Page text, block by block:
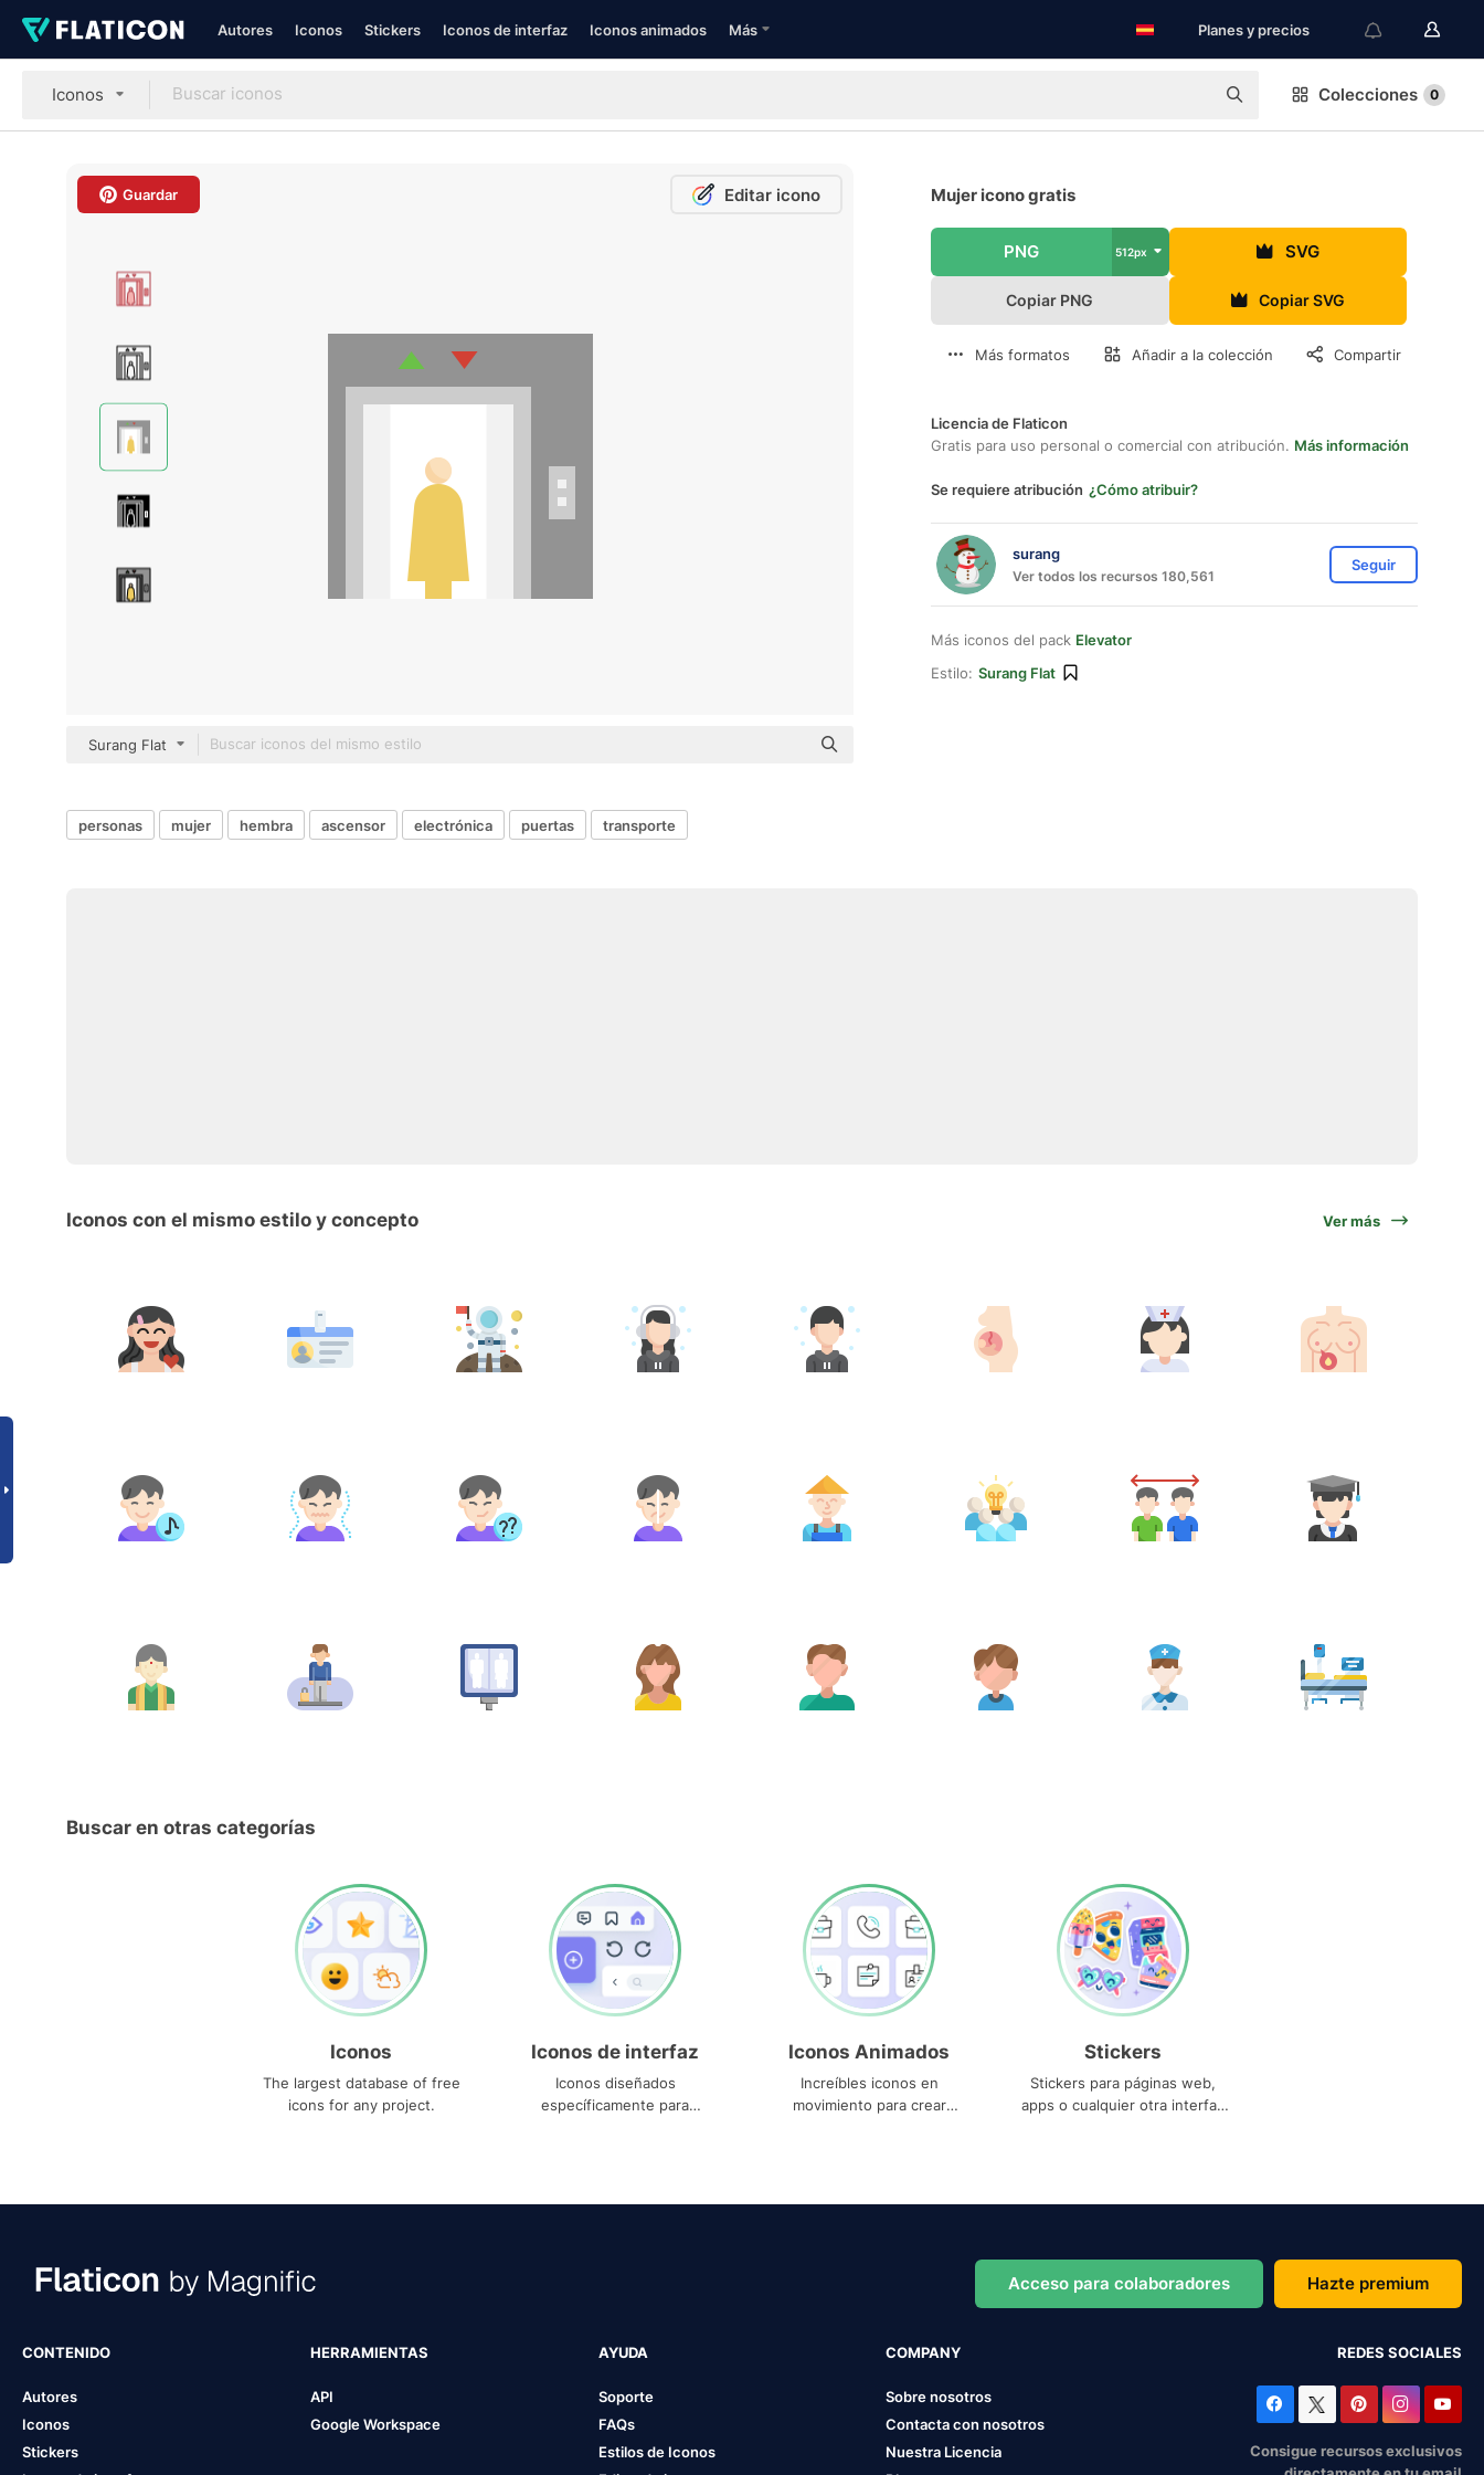
Autores Iconos Stickers Iconos de interfaz Iconos animados Más Planes y precios
Iconos Colecciones 0
Guardar Editar icono
Surang Flat
Mujer icono gratis
PNG 512px SVG
Copiar PNG Copiar SVG
Más formatos Añadir a la colección Compartir
Licencia de Flaticon
Gratis para uso personal o comercial con atribución. Más información
Se requiere atribución ¿Cómo atribuir?
surang
Ver todos los recursos 180,561
Seguir
Más iconos del pack Elevator
Estilo: Surang Flat
personas mujer hembra ascensor electrónica puertas transporte
Iconos con el mismo estilo y concepto Ver más
Buscar en otras categorías
Iconos
The largest database of free
icons for any project.
Iconos de interfaz
Iconos diseñados
específicamente para
Iconos Animados
Increíbles iconos en
movimiento para crear
Stickers
Stickers para páginas web,
apps o cualquier otra interfaz
Acceso para colaboradores Hazte premium
CONTENIDO
Autores
Iconos
Stickers
HERRAMIENTAS
API
Google Workspace
AYUDA
Soporte
FAQs
Estilos de Iconos
COMPANY
Sobre nosotros
Contacta con nosotros
Nuestra Licencia
REDES SOCIALES
Consigue recursos exclusivos